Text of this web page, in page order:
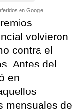
en Google.
volvieron
contra el
Antes del
en
mensuales de